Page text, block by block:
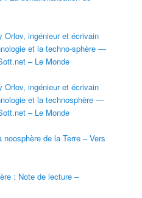
Orlov, ingénieur et écrivain
et la techno-sphère —
– Le Monde
Orlov, ingénieur et écrivain
et la technosphère —
– Le Monde
de la Terre – Vers
: Note de lecture –